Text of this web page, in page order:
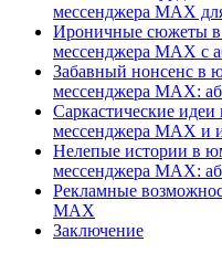
мессенджера MAX
Ироничные сюжеты в
мессенджера MAX с
Забавный нонсенс в
мессенджера MAX:
Саркастические
мессенджера MAX и
Нелепые истории в
мессенджера MAX:
Рекламные
MAX
Заключение